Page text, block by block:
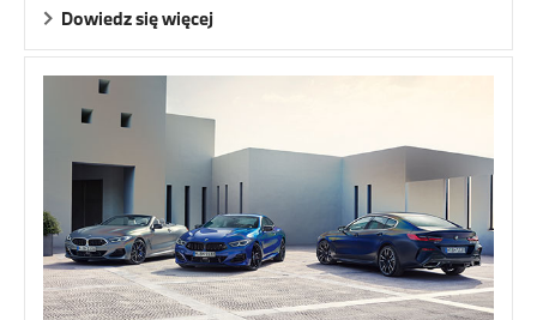
Dowiedz się więcej